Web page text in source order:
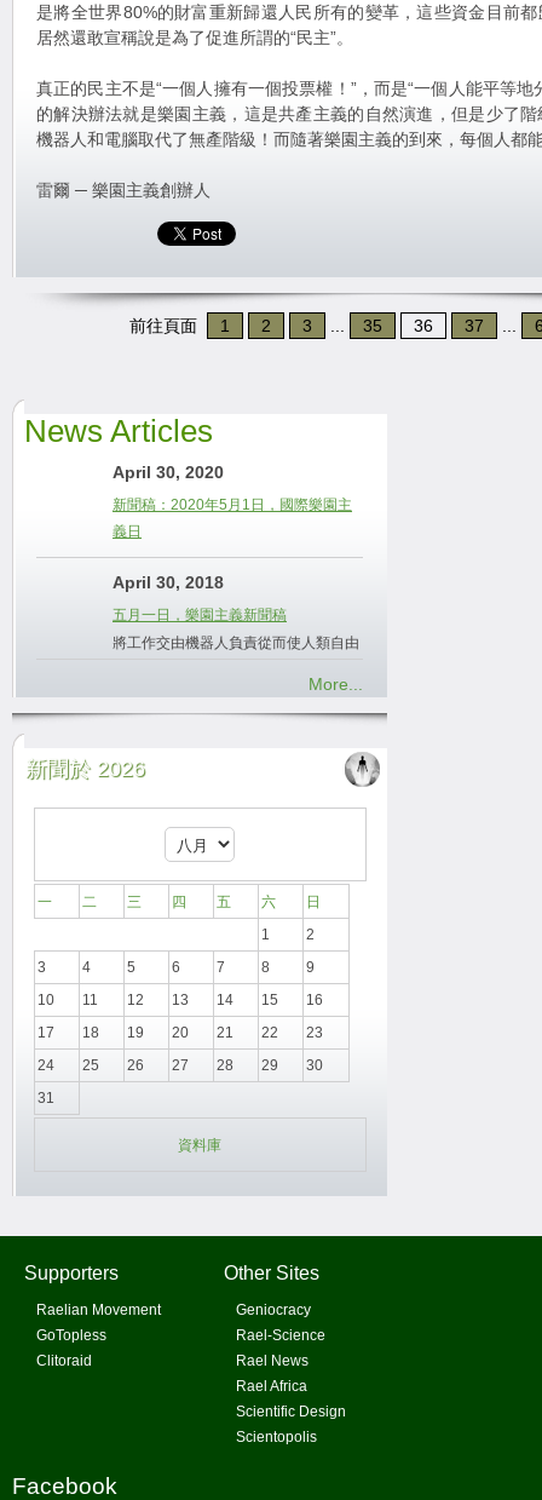
是將全世界80%的財富重新歸還人民所有的變革，這些資金目前
居然還敢宣稱說是為了促進所謂的“民主”。
真正的民主不是“一個人擁有一個投票權！”，而是“一個人能平等
的解決辦法就是樂園主義，這是共產主義的自然演進，但是少了
機器人和電腦取代了無產階級！而隨著樂園主義的到來，每個人都
雷爾 ─ 樂園主義創辦人
前往頁面 1 2 3 35 36 37
News Articles
April 30, 2020
新聞稿：2020年5月1日，國際樂園主
義日
April 30, 2018
五月一日，樂園主義新聞稿
將工作交由機器人負責從而使人類自由
More...
新聞於 2026
一 二 三 四 五 六
日
1
2
3
4 5 6 7 8
9
10
11 12 13 14 15
16
17
18 19 20 21 22
23
24
25 26 27 28 29
30
31
資料庫
Supporters
Raelian Movement
GoTopless
Clitoraid
Other Sites
Geniocracy
Rael-Science
Rael News
Rael Africa
Scientific Design
Scientopolis
Facebook